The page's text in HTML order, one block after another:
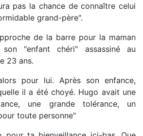
pas la chance de connaître celui
grand-père".
de la barre pour la maman
son "enfant chéri" assassiné au
23 ans.
pour lui. Après son enfance,
il a été choyé. Hugo avait une
une grande tolérance, un
toute personne"